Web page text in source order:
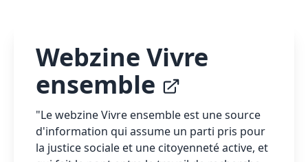
Webzine Vivre
ensemble
"Le webzine Vivre ensemble est une source
d'information qui assume un parti pris pour
la justice sociale et une citoyenneté active, et